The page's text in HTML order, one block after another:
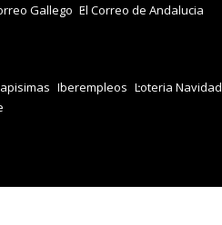
Gallego El Correo de Andalucia
Iberempleos Loteria Navidad